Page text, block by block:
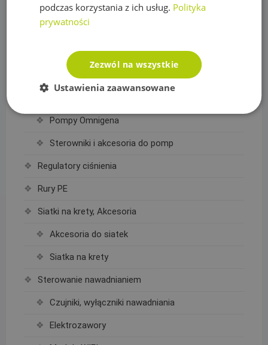
Plandeka wzmacniana ULTRA WEIGHT 260g/m2
Plandeka zbrojona LENO CRYSTAL 100g/m2
Podpory roślin
Pompy Omnigena
Sterowniki i akcesoria do pomp
Regulatory ciśnienia
Rury PE
Siatki na krety, Akcesoria
Akcesoria do siatek
Siatka na krety
Sterowanie nawadnianiem
Czujniki, wyłączniki nawadniania
Elektrozawory
podczas korzystania z ich usług. Polityka
prywatności
Zezwól na wszystkie
Ustawienia zaawansowane